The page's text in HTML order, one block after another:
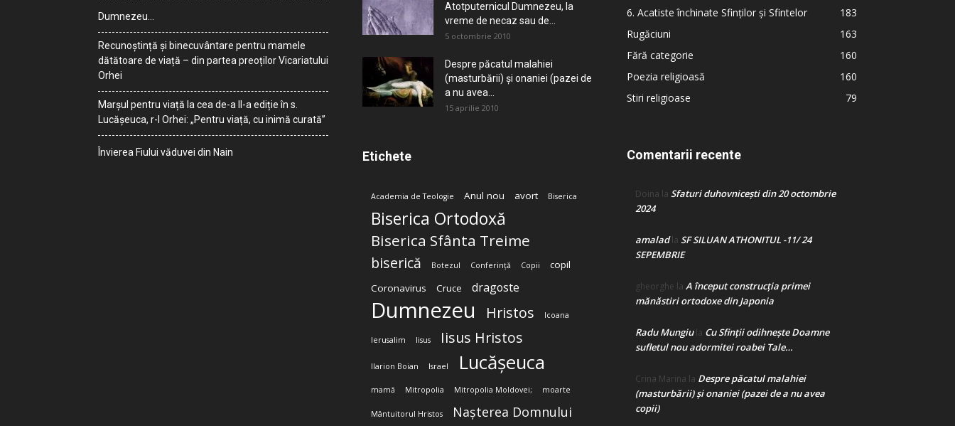
Dumnezeu…
Recunoștință și binecuvântare pentru mamele
dătătoare de viață – din partea preoților Vicariatului
Orhei
Marșul pentru viață la cea de-a II-a ediție în s.
Lucășeuca, r-l Orhei: „Pentru viață, cu inimă curată”
Învierea Fiului văduvei din Nain
Atotputernicul Dumnezeu, la
vreme de necaz sau de...
5 octombrie 2010
Despre păcatul malahiei
(masturbării) şi onaniei (pazei de
a nu avea...
15 aprilie 2010
Etichete
Academia de Teologie Anul nou avort Biserica
Biserica Ortodoxă
Biserica Sfânta Treime
biserică Botezul Conferință Copii
copil
Coronavirus
Cruce dragoste
Dumnezeu Hristos Icoana
Ierusalim Iisus Iisus Hristos
Ilarion Boian Israel Lucășeuca
mamă Mitropolia Mitropolia Moldovei; moarte
Mântuitorul Hristos Nașterea Domnului
6. Acatiste închinate Sfinților și Sfintelor
183
Rugăciuni
163
Fără categorie
160
Poezia religioasă
160
Stiri religioase
79
Comentarii recente
Doina la Sfaturi duhovnicești din 20 octombrie
2024
amaladla SF SILUAN ATHONITUL -11/ 24
SEPEMBRIE
gheorghe la A început construcţia primei
mănăstiri ortodoxe din Japonia
Radu Mungiula Cu Sfinții odihnește Doamne
sufletul nou adormitei roabei Tale…
Crina Marina la Despre păcatul malahiei
(masturbării) şi onaniei (pazei de a nu avea
copii)